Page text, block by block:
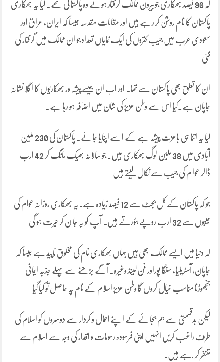
کہ 90 فیصد بھکاری جوبیرون ممالک گرفتار ہوئے وہ پاکستانی تھے۔ کیا یہ بھکاری
پاکستان کا نام روشن کر رہے ہیں اور مقامات مقدسہ جیسا کہ ایران، عراق اور
سعودی عرب میں جیب کتروں کی ایک نمایاں تعداد جو ان ممالک میں گرفتار کی
گئی
ان کا تعلق بھی پاکستان سے تھا۔ اور اب ان جیسے پیشہ ور بھکاریوں کا اگلا نشانہ
جاپان ہے۔کیا اس سے وطن عزیز کی شان میں اضافہ ہو رہا ہے۔
کیا یہ اتنا ہی باعزت پیشہ ہے کے اسے اپنایا جائے۔ پاکستان کی 230 ملین
آبادی میں 38 ملین لوگ بھکاری ہیں۔ جو سالانہ بھیک مانگ کر 42 ارب
ڈالر عوا م کی جیب سے نکال لیتے ہیں
جو کہ پاکستان کے کل بجٹ سے 12 فیصد زیادہ ہے۔یہ بھکاری روزانہ عوام کی
جیبوں سے 32 ارب روپے بٹورتے ہیں۔ آپ کو یہ جا ن کر حیرت ہو گی
کہ دنیا میں ایسے ممالک بھی ہیں جہاں بھکاری نام کی مخلوق ناپید ہے جیسا کہ
جاپان، آسٹریلیا، سنگا پوراور فن لینڈ وغیرہ۔ آگے بڑھنے سے پہلے جذبہ ایمانی
جنجھوڑنا مناسب خیال کروں گا وطن عزیز اسلام کے نام پہ حاصل تو کیا گیا
لیکن بدقسمتی سے ہم بجائے کے اپنے اعمال و کردار سے دوسروں کو اسلام کی
طرف راغب کریں انہیں اپنی فرسودہ رسومات و اقدار کی وجہ سے اسلام سے
متنفر کر رہے ہیں۔